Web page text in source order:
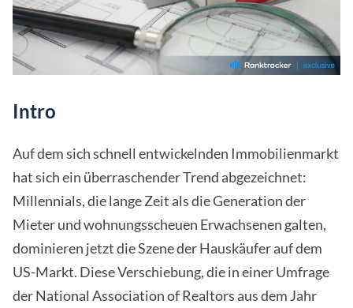
Intro
Auf dem sich schnell entwickelnden Immobilienmarkt
hat sich ein überraschender Trend abgezeichnet:
Millennials, die lange Zeit als die Generation der
Mieter und wohnungsscheuen Erwachsenen galten,
dominieren jetzt die Szene der Hauskäufer auf dem
US-Markt. Diese Verschiebung, die in einer Umfrage
der National Association of Realtors aus dem Jahr